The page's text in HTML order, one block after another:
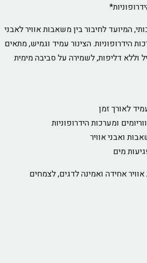
המיועד לחיבור בין משאבות אוויר לאבני
הידרופוניות. הצינור עמיד וגמיש, מתאים
וללא דליפות, לשמירה על סביבה מימית
לאורך זמן
ומערכות הידרופוניות
ואבני אוויר
מים
אחידה ואמינה לדגים, לצמחים